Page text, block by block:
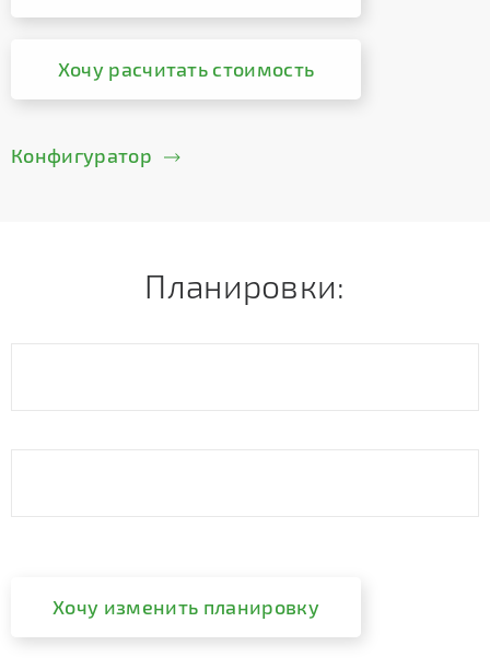
Хочу расчитать стоимость
Конфигуратор
Планировки:
Хочу изменить планировку